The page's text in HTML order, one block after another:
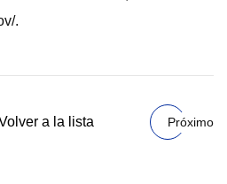
.
a la lista Próximo